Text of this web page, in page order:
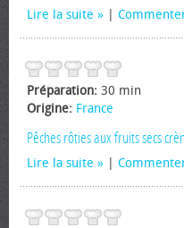
Lire la suite
Préparation: 30 min
Origine: France
Pêches rôties aux fruits secs
Lire la suite